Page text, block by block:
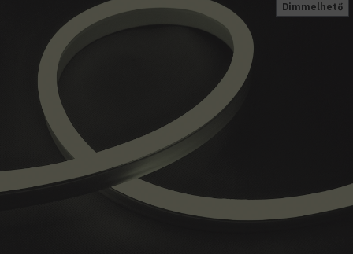
Dimmelhető